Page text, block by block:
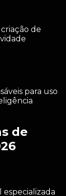
de
para uso
de